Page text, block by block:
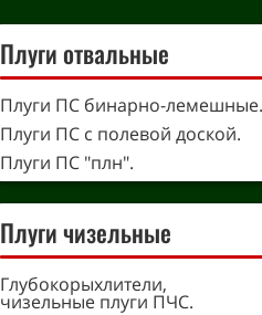
Плуги отвальные
Плуги ПС бинарно-лемешные.
Плуги ПС с полевой доской.
Плуги ПС "плн".
Плуги чизельные
Глубокорыхлители,
чизельные плуги ПЧС.